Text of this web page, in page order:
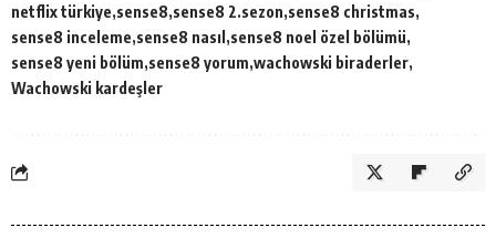
netflix türkiye sense8 sense8 2.sezon sense8 christmas
sense8 inceleme sense8 nasıl sense8 noel özel bölümü
sense8 yeni bölüm sense8 yorum wachowski biraderler
Wachowski kardeşler